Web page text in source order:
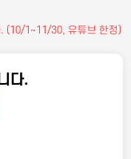
(10/1~11/30, 유튜브 한정)
다.